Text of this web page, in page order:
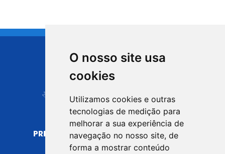
O nosso site usa
cookies
Utilizamos cookies e outras
tecnologias de medição para
melhorar a sua experiência de
navegação no nosso site, de
forma a mostrar conteúdo
CIDADE DE
Carapicuíba
PREFEITURA MUNICIPAL DE CARAPICUÍBA
CNPJ: 44.892.693/0001-40